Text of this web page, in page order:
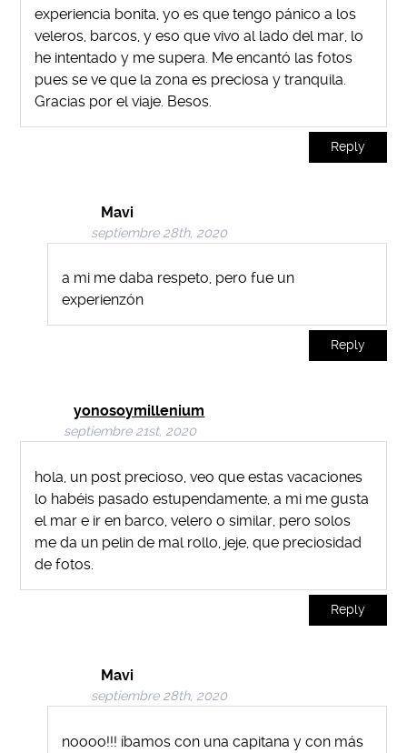
experiencia bonita, yo es que tengo pánico a los
veleros, barcos, y eso que vivo al lado del mar, lo
he intentado y me supera. Me encantó las fotos
pues se ve que la zona es preciosa y tranquila.
Gracias por el viaje. Besos.
Reply
Mavi
septiembre 28th, 2020
a mi me daba respeto, pero fue un
experienzón
Reply
yonosoymillenium
septiembre 21st, 2020
hola, un post precioso, veo que estas vacaciones
lo habéis pasado estupendamente, a mi me gusta
el mar e ir en barco, velero o similar, pero solos
me da un pelin de mal rollo, jeje, que preciosidad
de fotos.
Reply
Mavi
septiembre 28th, 2020
noooo!!! íbamos con una capitana y con más